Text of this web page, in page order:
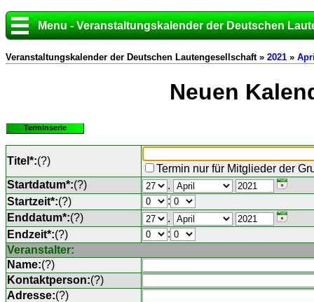
Menu - Veranstaltungskalender der Deutschen
Veranstaltungskalender der Deutschen Lautengesellschaft » 2021 »
Neuen
Terminserie
Titel*:(?)
Termin nur für Mitglieder der
Startdatum*:(?)
.
Startzeit*:(?)
:
Enddatum*:(?)
.
Endzeit*:(?)
:
Veranstalter:
Name:(?)
Kontaktperson:(?)
Adresse:(?)